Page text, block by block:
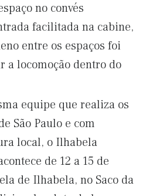
no convés
facilitada na cabine,
entre os espaços foi
a locomoção dentro do
equipe que realiza os
São Paulo e com
local, o Ilhabela
de 12 a 15 de
de Ilhabela, no Saco da